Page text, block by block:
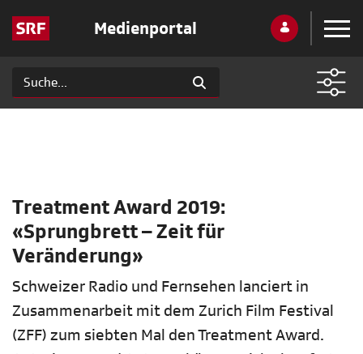
Medienportal
Treatment Award 2019:
«Sprungbrett – Zeit für
Veränderung»
Schweizer Radio und Fernsehen lanciert in
Zusammenarbeit mit dem Zurich Film Festival
(ZFF) zum siebten Mal den Treatment Award.